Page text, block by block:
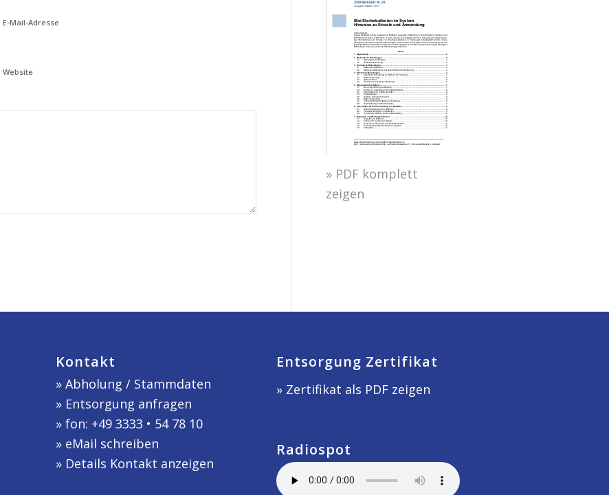
E-Mail-Adresse
Website
» PDF komplett
zeigen
Kontakt
» Abholung / Stammdaten
» Entsorgung anfragen
» fon: +49 3333 • 54 78 10
» eMail schreiben
» Details Kontakt anzeigen
Entsorgung Zertifikat
» Zertifikat als PDF zeigen
Radiospot